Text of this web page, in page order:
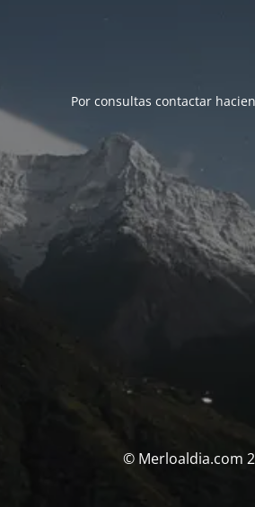
Por consultas contactar
© Merloaldia.com